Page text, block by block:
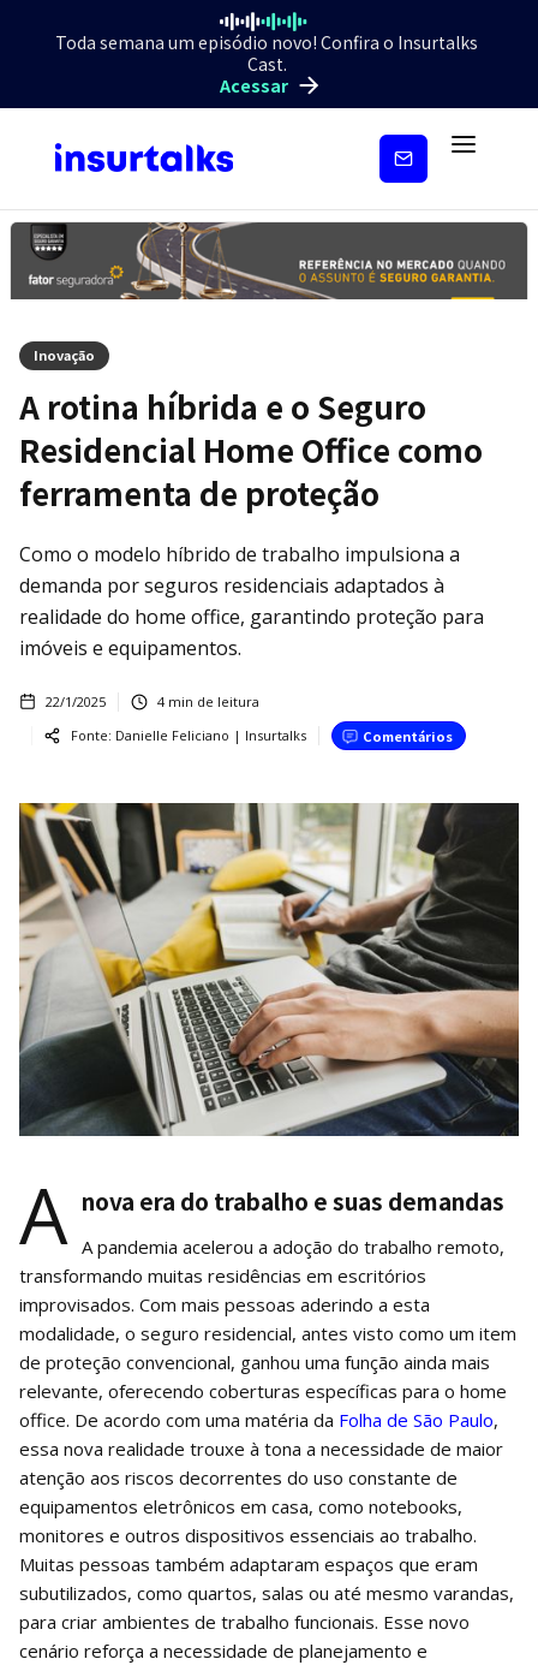
Toda semana um episódio novo! Confira o Insurtalks
Cast.
Acessar
Inscreva-
Inovação
A rotina híbrida e o Seguro
Residencial Home Office como
ferramenta de proteção
Como o modelo híbrido de trabalho impulsiona a
demanda por seguros residenciais adaptados à
realidade do home office, garantindo proteção para
imóveis e equipamentos.
22/1/2025 4min de leitura
Fonte: Danielle Feliciano | Insurtalks Comentários
A nova era do trabalho e suas demandas
A pandemia acelerou a adoção do trabalho remoto,
transformando muitas residências em escritórios
improvisados. Com mais pessoas aderindo a esta
modalidade, o seguro residencial, antes visto como um item
de proteção convencional, ganhou uma função ainda mais
relevante, oferecendo coberturas específicas para o home
office. De acordo com uma matéria da Folha de São Paulo,
essa nova realidade trouxe à tona a necessidade de maior
atenção aos riscos decorrentes do uso constante de
equipamentos eletrônicos em casa, como notebooks,
monitores e outros dispositivos essenciais ao trabalho.
Muitas pessoas também adaptaram espaços que eram
subutilizados, como quartos, salas ou até mesmo varandas,
para criar ambientes de trabalho funcionais. Esse novo
cenário reforça a necessidade de planejamento e